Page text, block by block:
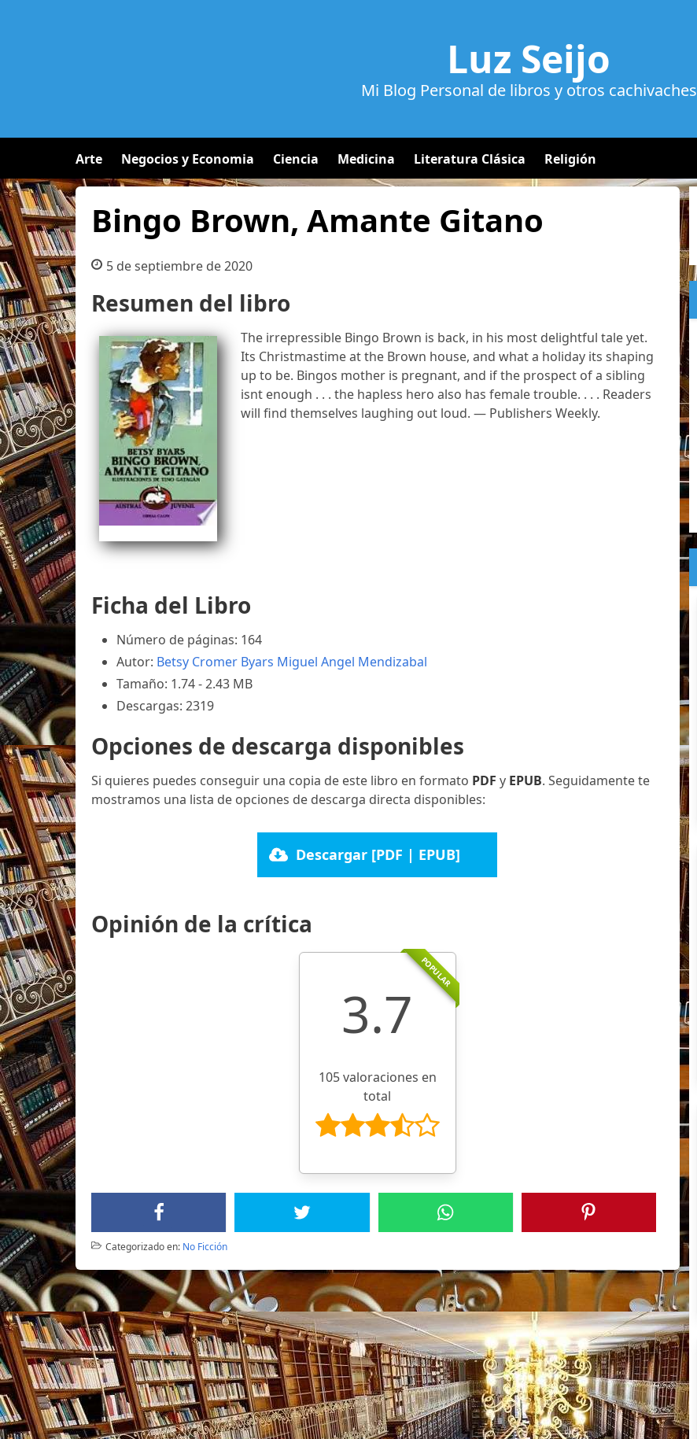
Luz Seijo
Mi Blog Personal de libros y otros cachivaches
Arte Negocios y Economia Ciencia Medicina Literatura Clásica Religión
Bingo Brown, Amante Gitano
5 de septiembre de 2020
Resumen del libro
The irrepressible Bingo Brown is back, in his most delightful tale yet.
Its Christmastime at the Brown house, and what a holiday its shaping
up to be. Bingos mother is pregnant, and if the prospect of a sibling
isnt enough . . . the hapless hero also has female trouble. . . . Readers
will find themselves laughing out loud. — Publishers Weekly.
Ficha del Libro
Número de páginas: 164
Autor: Betsy Cromer Byars Miguel Angel Mendizabal
Tamaño: 1.74 - 2.43 MB
Descargas: 2319
Opciones de descarga disponibles
Si quieres puedes conseguir una copia de este libro en formato PDF y EPUB. Seguidamente te
mostramos una lista de opciones de descarga directa disponibles:
Descargar [PDF | EPUB]
Opinión de la crítica
POPULAR
3.7
105 valoraciones en
total
Categorizado en: No Ficción